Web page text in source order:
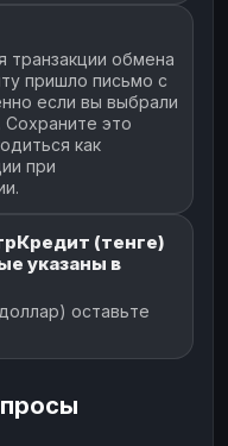
транзакции обмена
пришло письмо с
если вы выбрали
это
как
при
(тенге)
указаны в
оставьте